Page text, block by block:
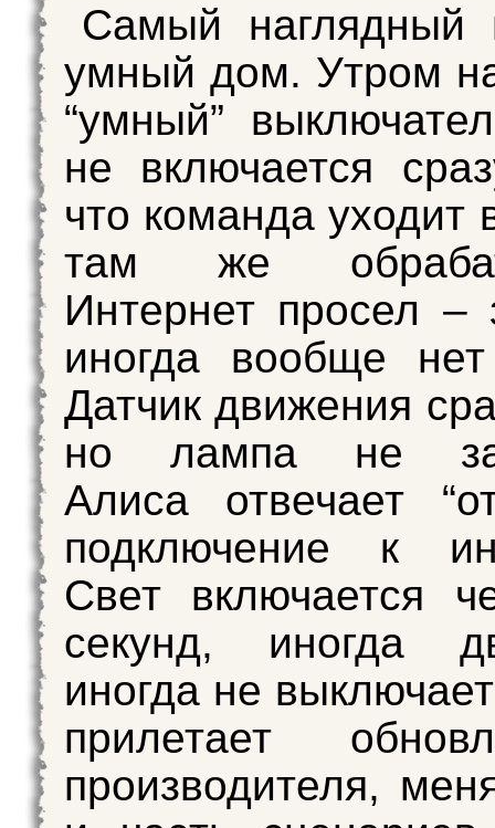
Самый наглядный
умный дом. Утром
“умный”
не включается
что команда уходит
там же
Интернет просел –
иногда вообще
Датчик движения
но лампа не
Алиса отвечает
подключение к
Свет включается
секунд, иногда
иногда не
прилетает
производителя,